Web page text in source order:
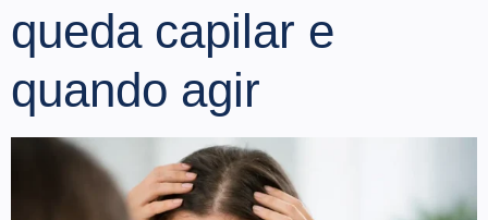
queda capilar e
quando agir